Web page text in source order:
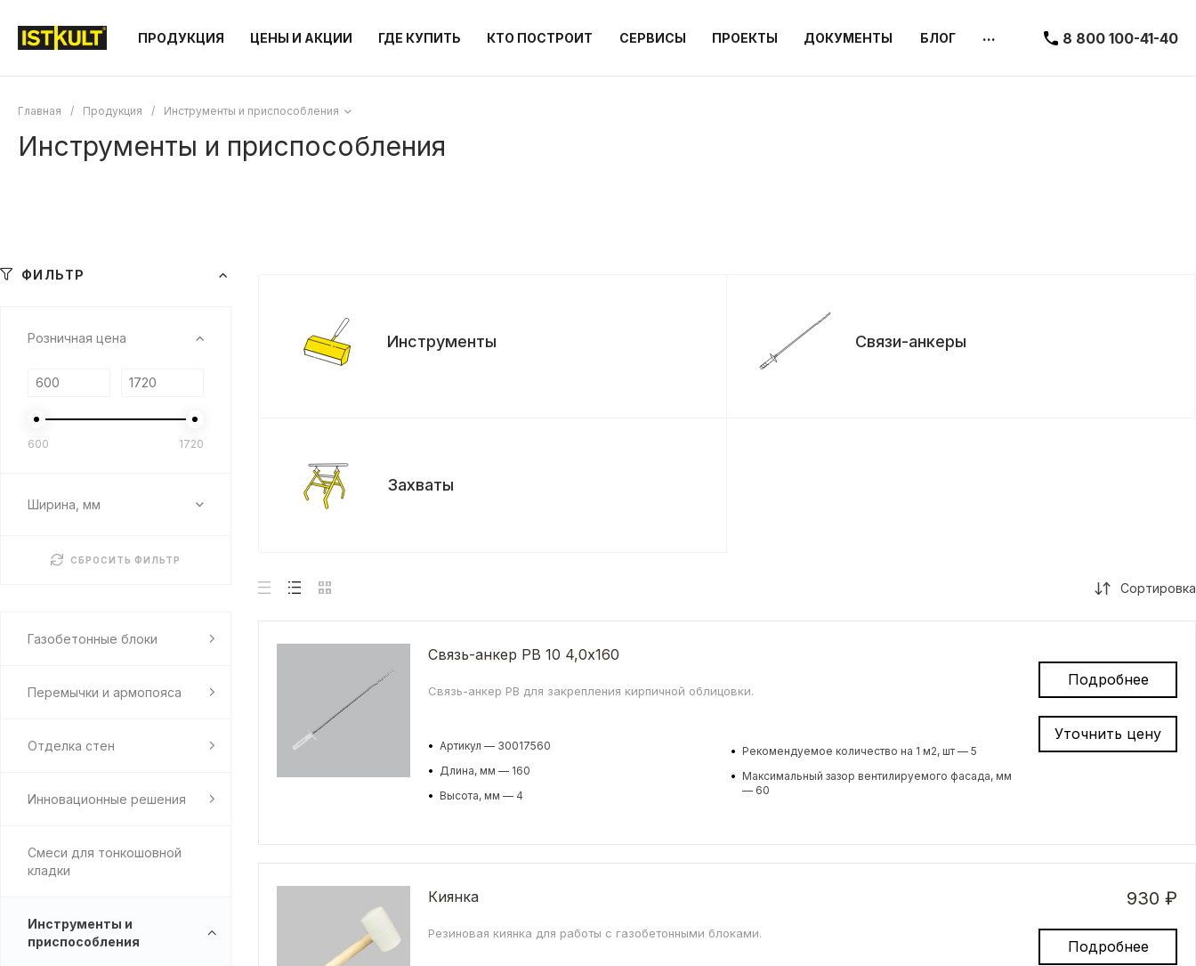
ПРОДУКЦИЯ ЦЕНЫ И АКЦИИ ГДЕ КУПИТЬ КТО ПОСТРОИТ СЕРВИСЫ ПРОЕКТЫ ДОКУМЕНТЫ БЛОГ ... 8 800 100-41-40
Главная / Продукция / Инструменты и приспособления
Инструменты и приспособления
ФИЛЬТР
Розничная цена
600 1720
Ширина, мм
СБРОСИТЬ ФИЛЬТР
Газобетонные блоки
Перемычки и армопояса
Отделка стен
Инновационные решения
Смеси для тонкошовной
кладки
Инструменты и
приспособления
Инструменты Связи-анкеры
Захваты
Сортировка
Подробнее
Уточнить цену
Связь-анкер PB 10 4,0x160
Связь-анкер PB для закрепления кирпичной облицовки.
• Артикул — 30017560
•
Длина, мм — 160
• Высота, мм — 4
• Рекомендуемое количество на 1 м2, шт — 5
• Максимальный зазор вентилируемого фасада, мм
— 60
930 ₽
Подробнее
Киянка
Резиновая киянка для работы с газобетонными блоками.